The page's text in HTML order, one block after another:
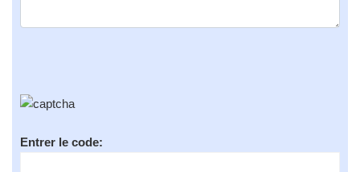
Entrer le code: